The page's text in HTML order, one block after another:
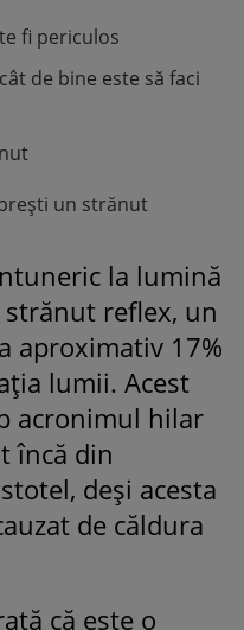
fi periculos
de bine este să faci
un strănut
la lumină
reflex, un
aproximativ 17%
lumii. Acest
acronimul hilar
încă din
deși acesta
de căldura
că este o